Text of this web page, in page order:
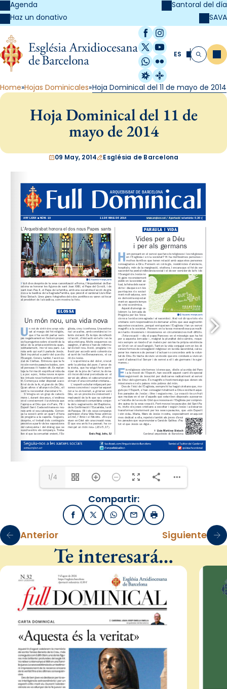
Agenda
Haz un donativo
Santoral del día
SAVA
Facebook
Instagram
X / Twitter
YouTube
WhatsApp
Flickr
Radio Estel
Catalunya
ES Buscar
Home Hojas Dominicales Hoja Dominical del 11 de mayo de 2014
Hoja Dominical del 11 de
mayo de 2014
09 May, 2014 Església de Barcelona
www.arqbcn.cat / Aportació voluntària: 0,30
www.gen.cat /
1/4
Compartir:
FacebookX / TwitterWhatsApp
EmailImprimir
Anterior Siguiente
Te interesará…